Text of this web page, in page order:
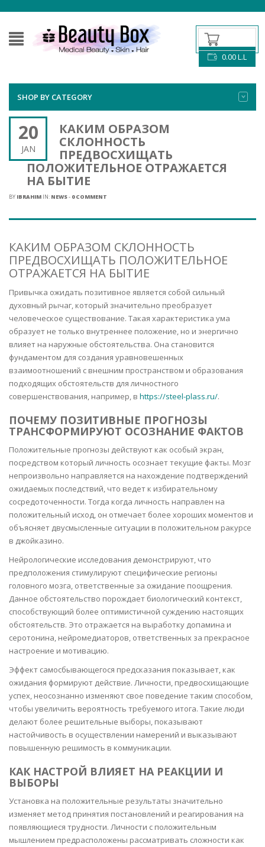
0.00L.L
SHOP BY CATEGORY
20
JAN
КАКИМ ОБРАЗОМ
СКЛОННОСТЬ
ПРЕДВОСХИЩАТЬ
ПОЛОЖИТЕЛЬНОЕ ОТРАЖАЕТСЯ
НА БЫТИЕ
BY IBRAHIM IN: NEWS- 0 COMMENT
КАКИМ ОБРАЗОМ СКЛОННОСТЬ
ПРЕДВОСХИЩАТЬ ПОЛОЖИТЕЛЬНОЕ
ОТРАЖАЕТСЯ НА БЫТИЕ
Привычка ожидать позитивное является собой сильный
духовный рычаг, который значительно преобразует
человеческое существование. Такая характеристика ума
образует не только внутреннее положение, но и энергично
влияет на наружные обстоятельства. Она становится
фундаментом для создания уравновешенных
взаимоотношений с внешним пространством и образования
подходящих обстоятельств для личностного
совершенствования, например, в https://steel-plass.ru/.
ПОЧЕМУ ПОЗИТИВНЫЕ ПРОГНОЗЫ
ТРАНСФОРМИРУЮТ ОСОЗНАНИЕ ФАКТОВ
Положительные прогнозы действуют как особый экран,
посредством который личность осознает текущие факты. Мозг
непроизвольно направляется на нахождение подтверждений
ожидаемых последствий, что ведет к избирательному
сосредоточенности. Тогда когда личность направлен на
положительный исход, он отмечает более хороших моментов и
объясняет двусмысленные ситуации в положительном ракурсе
в джойказино.
Нейрологические исследования демонстрируют, что
предположения стимулируют специфические регионы
головного мозга, ответственные за ожидание поощрения.
Данное обстоятельство порождает биологический контекст,
способствующий более оптимистичной суждению настоящих
обстоятельств. Это отражается на выработку допамина и
серотонина, нейромедиаторов, ответственных за прекрасное
настроение и мотивацию.
Эффект самосбывающегося предсказания показывает, как
ожидания формируют действие. Личности, предвосхищающие
успех, неосознанно изменяют свое поведение таким способом,
чтобы увеличить вероятность требуемого итога. Такие люди
делают более решительные выборы, показывают
настойчивость в осуществлении намерений и выказывают
повышенную решимость в коммуникации.
КАК НАСТРОЙ ВЛИЯЕТ НА РЕАКЦИИ И
ВЫБОРЫ
Установка на положительные результаты значительно
изменяет метод принятия постановлений и реагирования на
появляющиеся трудности. Личности с положительным
мышлением предрасположены рассматривать сложности как